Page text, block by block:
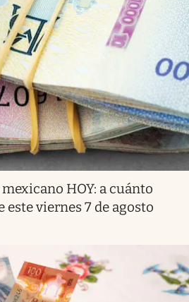
HOY: a cuánto
viernes 7 de agosto